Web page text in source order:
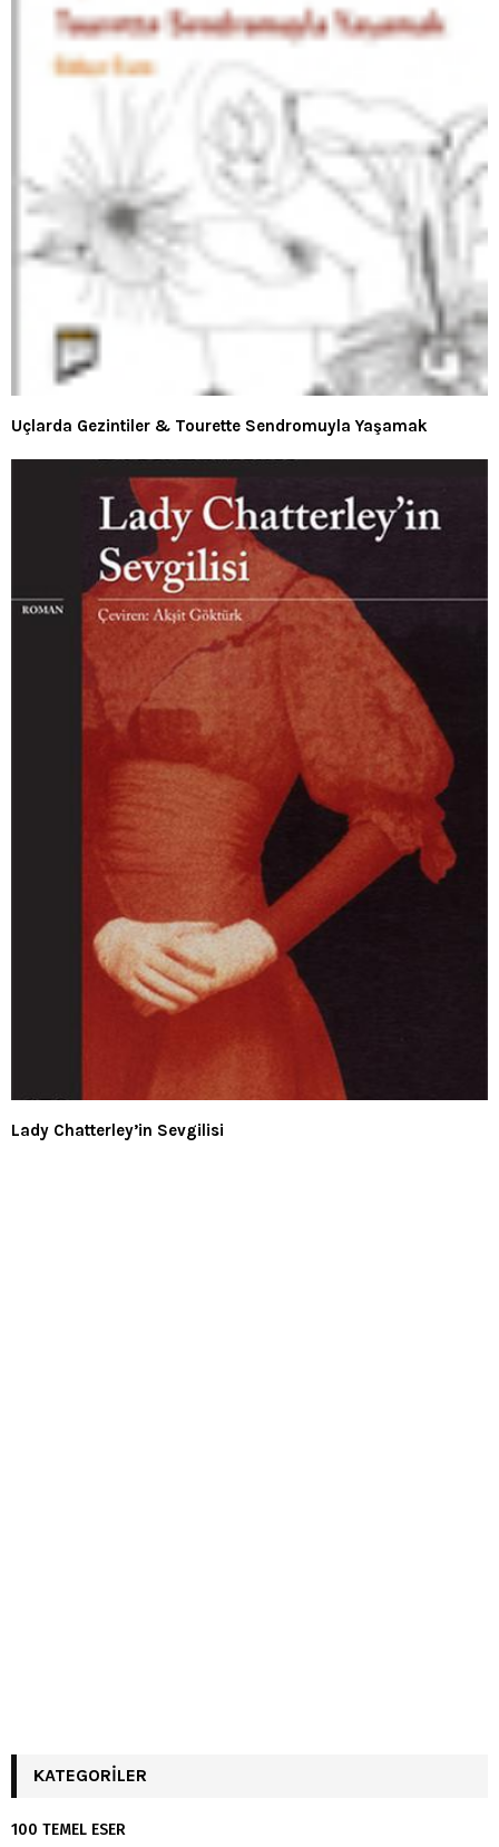
Uçlarda Gezintiler & Tourette Sendromuyla Yaşamak
Lady Chatterley’in Sevgilisi
KATEGORILER
100 TEMEL ESER